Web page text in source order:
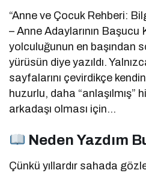
“Anne ve Çocuk Rehberi:
– Anne Adaylarının Başucu
yolculuğunun en başından
yürüsün diye yazıldı.
sayfalarını çevirdikçe
huzurlu, daha “anlaşılmış”
arkadaşı olması için…
Neden Yazdım
Çünkü yıllardır sahada